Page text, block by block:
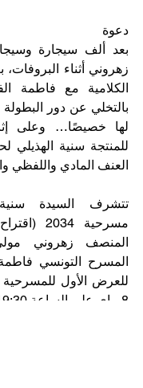
دعوة
العنف المادي واللفظي
8 ماي على الساعة 19:30 بفضاء التياترو.